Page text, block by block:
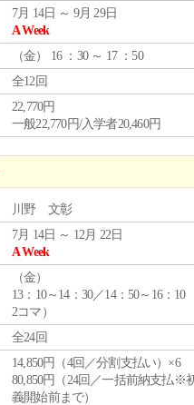
7月 14日 ～ 9月 29日
A Week
（金） 16 ：30 ～ 17 ：50
全12回
22,770円
一般22,770円/入学者20,460円
川野 文彰
7月 14日 ～ 12月 22日
A Week
（金）
13：10～14：30／14：50～16：10
2コマ）
全24回
14,850円（4回／分割支払い）×6
80,850円（24回／一括前納支払※
義開始前まで）